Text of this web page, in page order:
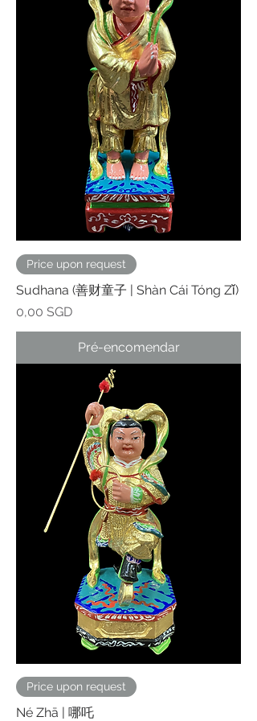
Price upon request
Sudhana (善财童子 | Shàn Cái Tóng Zǐ)
Preço
0,00 SGD
Pré-encomendar
Price upon request
Né Zhā | 哪吒